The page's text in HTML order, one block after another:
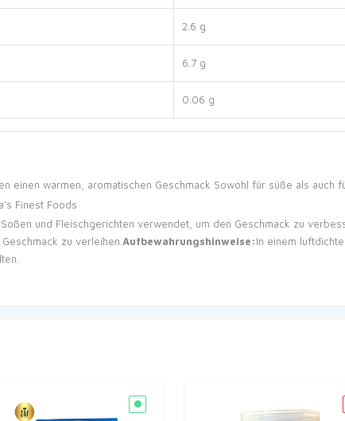
2.6 g
6.7 g
0.06 g
einen warmen, aromatischen Geschmack Sowohl für süße als auch
Finest Foods
und Fleischgerichten verwendet, um den Geschmack zu
zu verleihen. Aufbewahrungshinweise:In einem